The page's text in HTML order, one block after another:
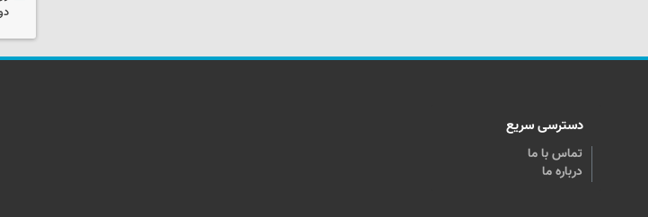
دسترسی سریع
تماس با ما
درباره ما